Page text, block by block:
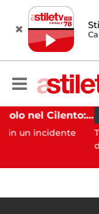
Incidente agricolo nel Cilento: trattore si ribalta, muore 71enne